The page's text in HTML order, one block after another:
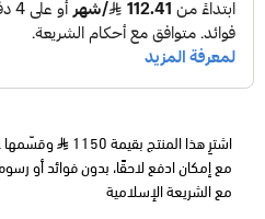
اشترِ هذا المنتج بقيمة 1150
مع إمكان ادفع لاحقًا، بدون فوائد أو
مع الشريعة الإسلامية